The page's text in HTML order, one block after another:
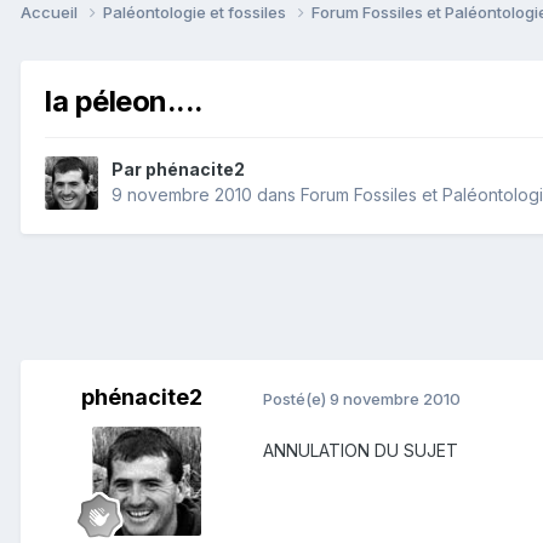
Accueil Paléontologie et fossiles Forum Fossiles et
la péleon....
Par phénacite2
9 novembre 2010 dans Forum Fossiles et
phénacite2 Posté(e) 9 novembre 2010
ANNULATION DU SUJET